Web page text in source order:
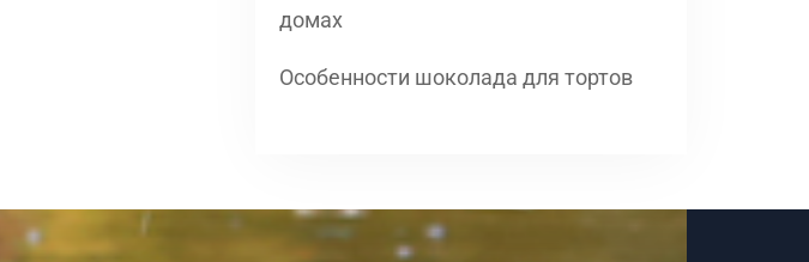
домах
Особенности шоколада для тортов